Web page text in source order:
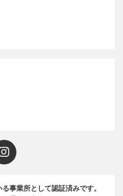
事業所として認証済みです。